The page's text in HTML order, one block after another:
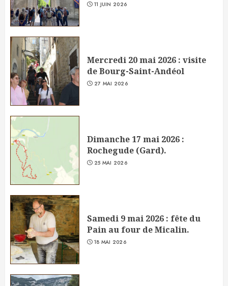
11 JUIN 2026
Mercredi 20 mai 2026 : visite
de Bourg-Saint-Andéol
27 MAI 2026
Dimanche 17 mai 2026 :
Rochegude (Gard).
25 MAI 2026
Samedi 9 mai 2026 : fête du
Pain au four de Micalin.
18 MAI 2026